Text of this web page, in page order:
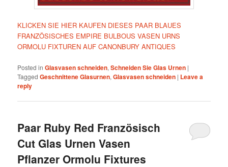
KLICKEN SIE HIER KAUFEN DIESES PAAR BLAUES
FRANZÖSISCHES EMPIRE BULBOUS VASEN URNS
ORMOLU FIXTUREN AUF CANONBURY ANTIQUES
Posted in Glasvasen schneiden,Schneiden Sie Glas Urnen |
Tagged Geschnittene Glasurnen,Glasvasen schneiden | Leave a
reply
Paar Ruby Red Französisch
Cut Glas Urnen Vasen
Pflanzer Ormolu Fixtures